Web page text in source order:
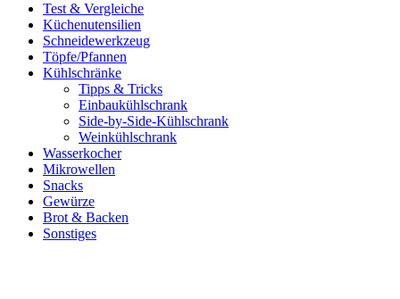
Test & Vergleiche
Küchenutensilien
Schneidewerkzeug
Töpfe/Pfannen
Kühlschränke
Tipps & Tricks
Einbaukühlschrank
Side-by-Side-Kühlschrank
Weinkühlschrank
Wasserkocher
Mikrowellen
Snacks
Gewürze
Brot & Backen
Sonstiges